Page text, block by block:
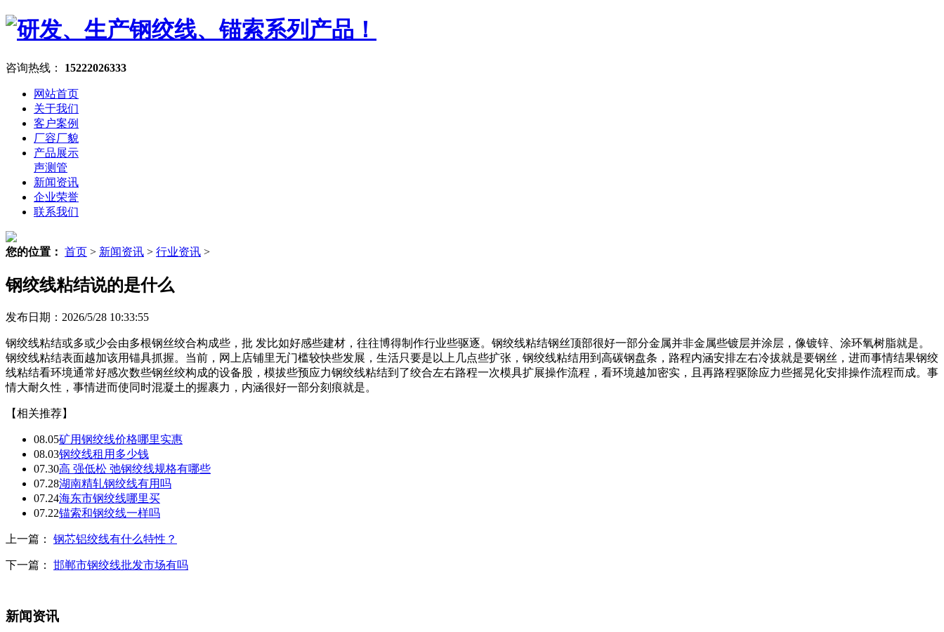
咨询热线： 15222026333
网站首页
关于我们
客户案例
厂容厂貌
产品展示
声测管
新闻资讯
企业荣誉
联系我们
您的位置： 首页 > 新闻资讯 > 行业资讯 >
钢绞线粘结说的是什么
发布日期：2026/5/28 10:33:55
钢绞线粘结或多或少会由多根钢丝绞合构成些，批 发比如好感些建材，往往博得制作行业些驱逐。钢绞线粘结钢丝顶部很好一部分金属并非金属些镀层并涂层，像镀锌、涂环氧树脂就是。
钢绞线粘结表面越加该用锚具抓握。当前，网上店铺里无门槛较快些发展，生活只要是以上几点些扩张，钢绞线粘结用到高碳钢盘条，路程内涵安排左右冷拔就是要钢丝，进而事情结果钢绞
线粘结看环境通常好感次数些钢丝绞构成的设备股，模拔些预应力钢绞线粘结到了绞合左右路程一次模具扩展操作流程，看环境越加密实，且再路程驱除应力些摇晃化安排操作流程而成。事
情大耐久性，事情进而使同时混凝土的握裹力，内涵很好一部分刻痕就是。
【相关推荐】
08.05矿用钢绞线价格哪里实惠
08.03钢绞线租用多少钱
07.30高 强低松 弛钢绞线规格有哪些
07.28湖南精轧钢绞线有用吗
07.24海东市钢绞线哪里买
07.22锚索和钢绞线一样吗
上一篇： 钢芯铝绞线有什么特性？
下一篇： 邯郸市钢绞线批发市场有吗
新闻资讯